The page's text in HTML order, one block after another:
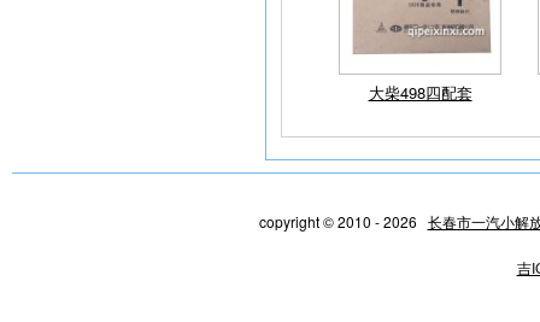
大柴498四配套
copyright © 2010 - 2026 长春市一汽小解
吉